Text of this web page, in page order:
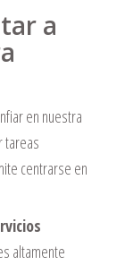
a
en nuestra
tareas
centrarse en
altamente